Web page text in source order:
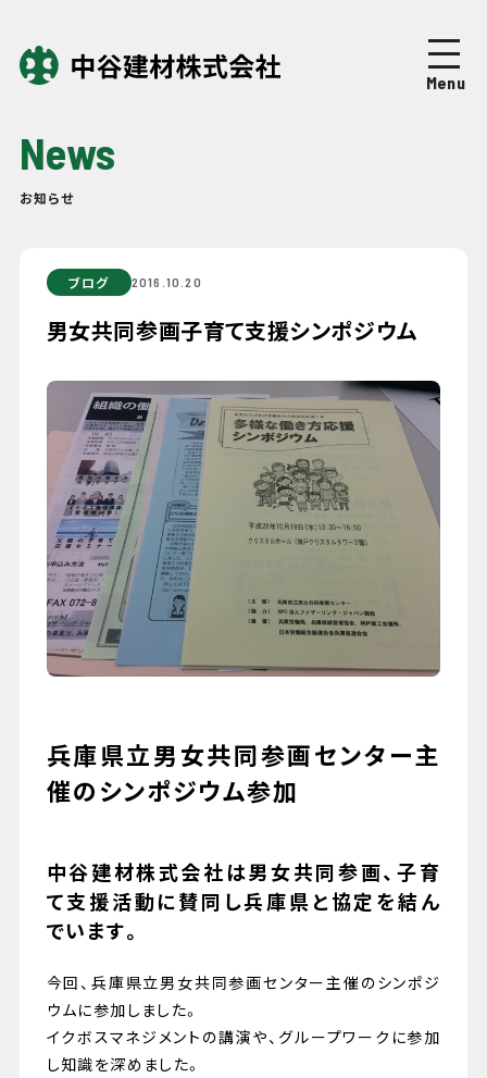
Menu
Business
Company 企業情報
News
Recruit採用情報
079-447-4112
（受付時間 : 平日10:00〜17:00）
News
お知らせ
ブログ 2016.10.20
男女共同参画子育て支援シンポジウム
兵庫県立男女共同参画センター主
催のシンポジウム参加
中谷建材株式会社は男女共同参画、子育
て支援活動に賛同し兵庫県と協定を結ん
でいます。
今回、兵庫県立男女共同参画センター主催のシンポジ
ウムに参加しました。
イクボスマネジメントの講演や、グループワークに参加
し知識を深めました。